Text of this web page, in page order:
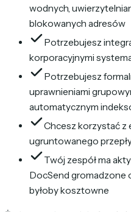
wodnych,
blokowanych adresów
Potrzebujesz
korporacyjnymi
Potrzebujesz
uprawnieniami
automatycznym
Chcesz korzystać z
ugruntowanego
Twój zespół ma
DocSend gromadzone
byłoby kosztowne